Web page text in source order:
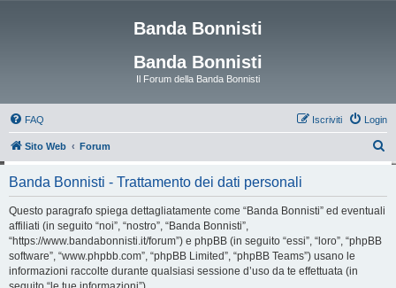
Banda Bonnisti
Banda Bonnisti
Il Forum della Banda Bonnisti
FAQ Login
Iscriviti
Sito Web Forum
Banda Bonnisti - Trattamento dei dati personali
Questo paragrafo spiega dettagliatamente come “Banda Bonnisti” ed eventuali
affiliati (in seguito “noi”, “nostro”, “Banda Bonnisti”,
“https://www.bandabonnisti.it/forum”) e phpBB (in seguito “essi”, “loro”, “phpBB
software”, “www.phpbb.com”, “phpBB Limited”, “phpBB Teams”) usano le
informazioni raccolte durante qualsiasi sessione d’uso da te effettuata (in